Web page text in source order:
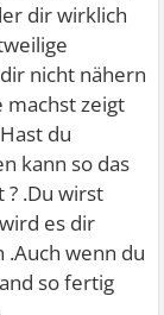
dir wirklich
nicht nähern
machst zeigt
du
kann so das
.Du wirst
es dir
wenn du
so fertig